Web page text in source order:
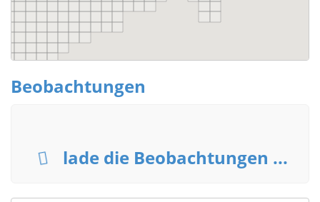
Beobachtungen
lade die Beobachtungen ...